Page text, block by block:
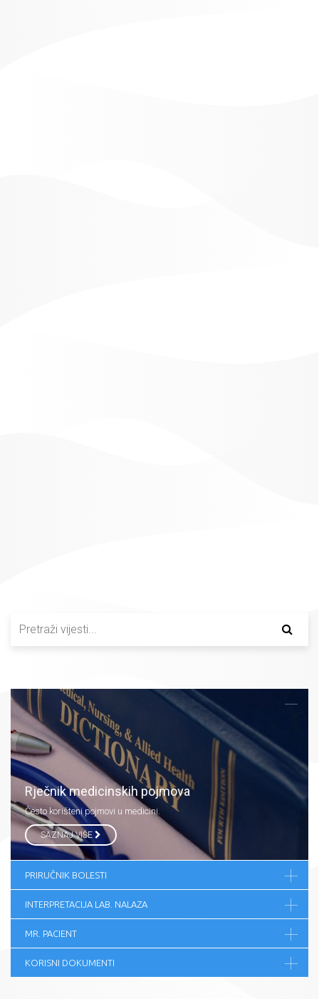
Rječnik medicinskih pojmova
Često korišteni pojmovi u medicini.
SAZNAJ VIŠE
PRIRUČNIK BOLESTI
INTERPRETACIJA LAB. NALAZA
MR. PACIENT
KORISNI DOKUMENTI